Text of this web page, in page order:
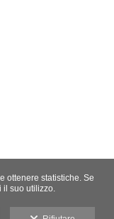
ottenere statistiche. Se
il suo utilizzo.